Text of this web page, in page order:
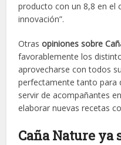
producto con un 8,8 en el
innovación”.
Otrasopiniones sobre
favorablemente los
aprovecharse con todos
perfectamente tanto para
servir de acompañantes
elaborar nuevas recetas
Caña Nature ya